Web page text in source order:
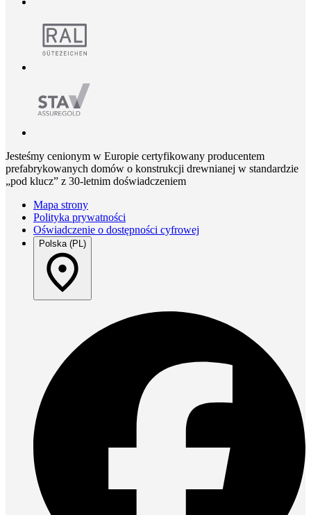
Jesteśmy cenionym w Europie certyfikowany producentem
prefabrykowanych domów o konstrukcji drewnianej w standardzie
„pod klucz” z 30-letnim doświadczeniem
Mapa strony
Polityka prywatności
Oświadczenie o dostępności cyfrowej
Polska (PL)